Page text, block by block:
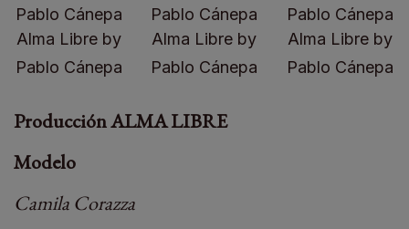
Pablo Cánepa
Pablo Cánepa
Pablo Cánepa
Alma Libre by
Pablo Cánepa
Alma Libre by
Pablo Cánepa
Alma Libre by
Pablo Cánepa
Producción ALMA LIBRE
Modelo
Camila Corazza